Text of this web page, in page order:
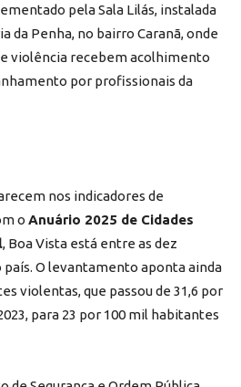
pela Sala Lilás, instalada
da Penha, no bairro Caranã, onde
violência recebem acolhimento
por profissionais da
nos indicadores de
o Anuário 2025 de Cidades
, Boa Vista está entre as dez
país. O levantamento aponta ainda
violentas, que passou de 31,6 por
para 23 por 100 mil habitantes